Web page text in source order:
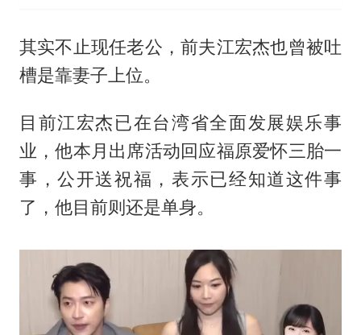
其实不止现任老公，前夫江宏杰也曾被吐
槽是靠妻子上位。
目前江宏杰已在台湾省全面发展娱乐事
业，他本月出席活动回应福原爱怀三胎一
事，公开送祝福，表示已经知道这件事
了，他目前则还是单身。